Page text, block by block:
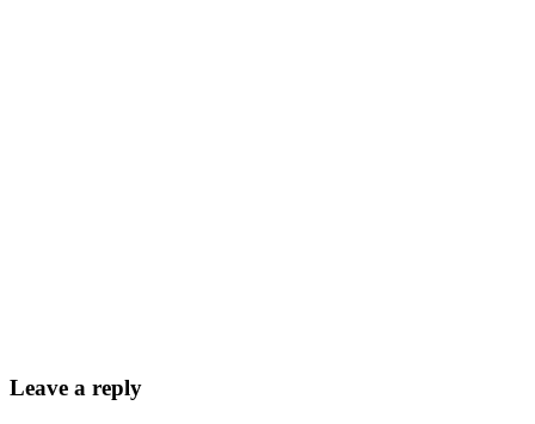
Leave a reply